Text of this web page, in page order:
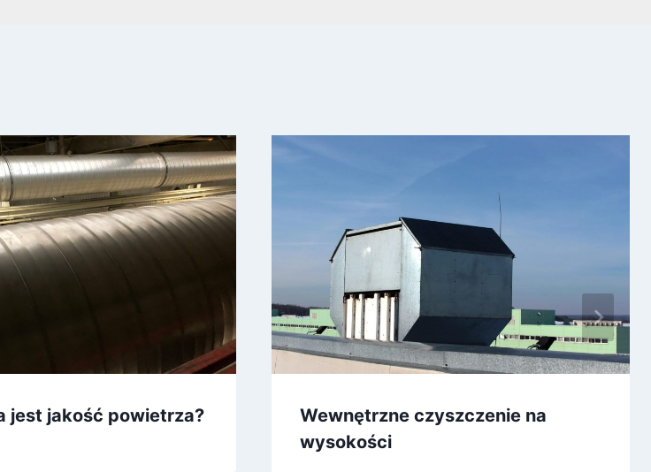
jest jakość powietrza?
Wewnętrzne czyszczenie na
wysokości